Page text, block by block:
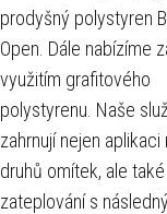
prodyšný polystyren
Open. Dále nabízíme
využitím grafitového
polystyrenu. Naše
zahrnují nejen aplikaci
druhů omítek, ale také
zateplování s